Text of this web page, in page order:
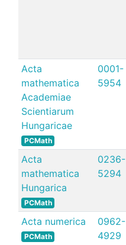
Acta
mathematica
Academiae
Scientiarum
Hungaricae
PCMath
0001-
5954
Acta
mathematica
Hungarica
PCMath
0236-
5294
Acta numerica
PCMath
0962-
4929